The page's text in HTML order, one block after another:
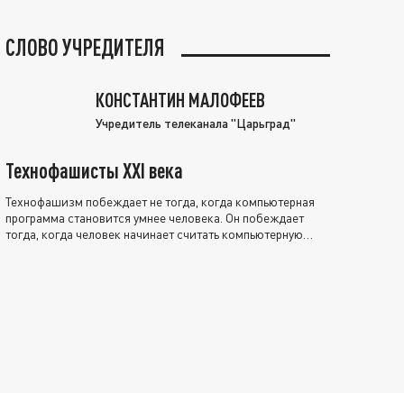
СЛОВО УЧРЕДИТЕЛЯ
КОНСТАНТИН МАЛОФЕЕВ
Учредитель телеканала "Царьград"
Технофашисты XXI века
Технофашизм побеждает не тогда, когда компьютерная
программа становится умнее человека. Он побеждает
тогда, когда человек начинает считать компьютерную